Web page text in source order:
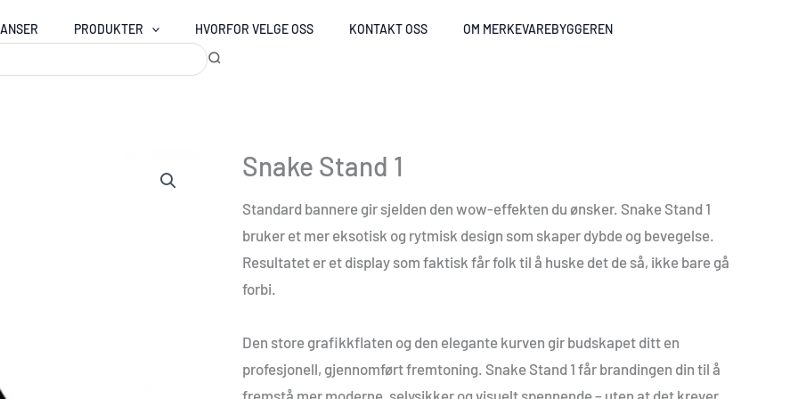
PRODUKTER HVORFOR VELGE OSS KONTAKT OSS OM MERKEVAREBYGGEREN
Snake Stand 1
Standard bannere gir sjelden den wow-effekten du ønsker. Snake Stand 1
bruker et mer eksotisk og rytmisk design som skaper dybde og bevegelse.
Resultatet er et display som faktisk får folk til å huske det de så, ikke bare gå
forbi.
Den store grafikkflaten og den elegante kurven gir budskapet ditt en
profesjonell, gjennomført fremtoning. Snake Stand 1 får brandingen din til å
fremstå mer moderne, selvsikker og visuelt spennende – uten at det krever